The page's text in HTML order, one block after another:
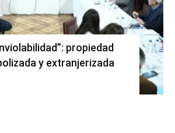
propiedad
y extranjerizada